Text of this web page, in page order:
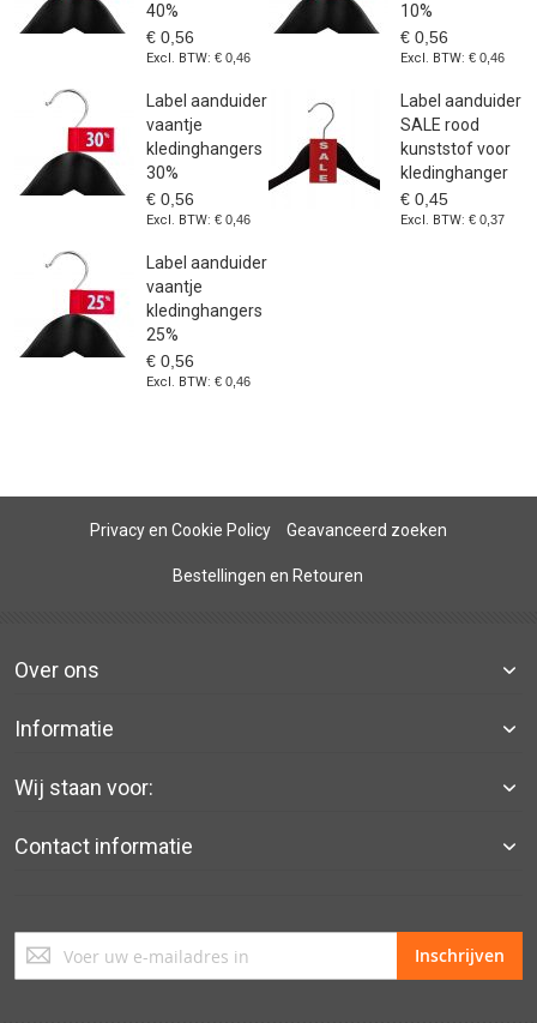
40%
€ 0,56
€ 0,46
Label aanduider
vaantje
kledinghangers
30%
€ 0,56
€ 0,46
Label aanduider
vaantje
kledinghangers
25%
€ 0,56
€ 0,46
10%
€ 0,56
€ 0,46
Label aanduider
SALE rood
kunststof voor
kledinghanger
€ 0,45
€ 0,37
Privacy en Cookie Policy Geavanceerd zoeken
Bestellingen en Retouren
Over ons
Informatie
Wij staan voor:
Contact informatie
Abonneer
Inschrijven